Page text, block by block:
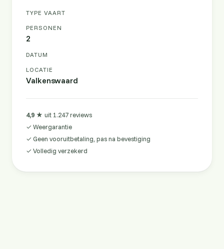
TYPE VAART
PERSONEN
2
DATUM
LOCATIE
Valkenswaard
4,9 ★ uit 1.247 reviews
✓ Weergarantie
✓ Geen vooruitbetaling, pas na bevestiging
✓ Volledig verzekerd